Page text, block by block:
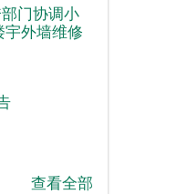
门协调小
外墙维修
查看全部